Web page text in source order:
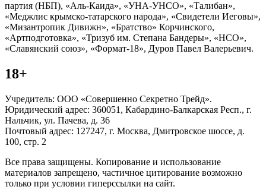
партия (НБП), «Аль-Каида», «УНА-УНСО», «Талибан»,
«Меджлис крымско-татарского народа», «Свидетели Иеговы»,
«Мизантропик Дивижн», «Братство» Корчинского,
«Артподготовка», «Тризуб им. Степана Бандеры», «НСО»,
«Славянский союз», «Формат-18», Дуров Павел Валерьевич.
18+
Учредитель: ООО «Совершенно Секретно Трейд».
Юридический адрес: 360051, Кабардино-Балкарская Респ., г.
Нальчик, ул. Пачева, д. 36
Почтовый адрес: 127247, г. Москва, Дмитровское шоссе, д.
100, стр. 2
Все права защищены. Копирование и использование
материалов запрещено, частичное цитирование возможно
только при условии гиперссылки на сайт.